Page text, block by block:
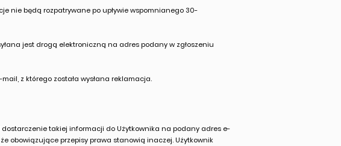
nie będą rozpatrywane po upływie wspomnianego 30-
jest drogą elektroniczną na adres podany w zgłoszeniu
z którego została wysłana reklamacja.
takiej informacji do Użytkownika na podany adres e-
obowiązujące przepisy prawa stanowią inaczej. Użytkownik